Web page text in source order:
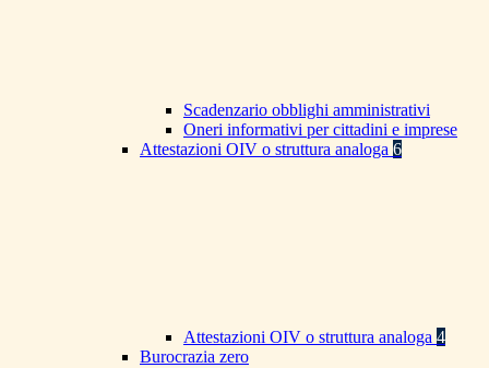
Scadenzario obblighi amministrativi
Oneri informativi per cittadini e imprese
Attestazioni OIV o struttura analoga 6
Attestazioni OIV o struttura analoga 4
Burocrazia zero